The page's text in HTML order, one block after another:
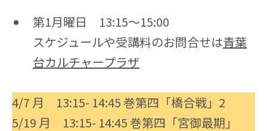
第1月曜日 13:15～15:00
スケジュールや受講料のお問合せは青葉
台カルチャープラザ
4/7 月 13:15- 14:45 巻第四「橋合戦」2
5/19 月 13:15- 14:45 巻第四「宮御最期」